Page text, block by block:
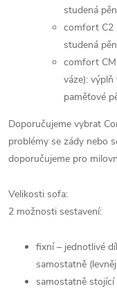
studená
comfort C2
studená
comfort
váze):
paměťové
Doporučujeme vybrat
problémy se zády nebo
doporučujeme pro
Velikosti sofa:
2 možnosti sestavení:
fixní – jednotlivé
samostatně
samostatně